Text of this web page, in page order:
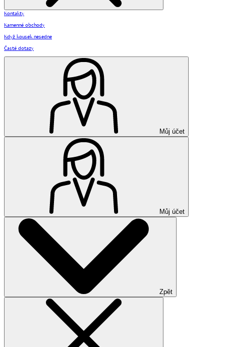
Kontakty
Kamenné obchody
Když kousek nesedne
Časté dotazy
Můj účet
Můj účet
Zpět